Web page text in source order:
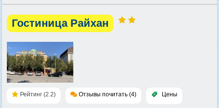
Гостиница Райхан
Рейтинг (2.2) Отзывы почитать (4) Цены